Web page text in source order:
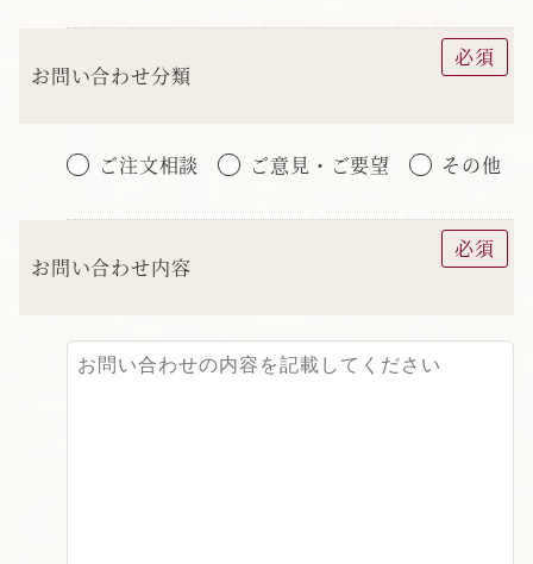
お問い合わせ分類
必須
ご注文相談 ご意見・ご要望 その他
お問い合わせ内容
必須